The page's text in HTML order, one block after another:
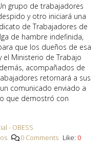
grupo de trabajadores
y otro iniciará una
de Trabajadores de
de hambre indefinida,
que los dueños de esa
Ministerio de Trabajo
acompañados de
retornará a sus
comunicado enviado a
que demostró con
- OBESS
0 Comments Like:0